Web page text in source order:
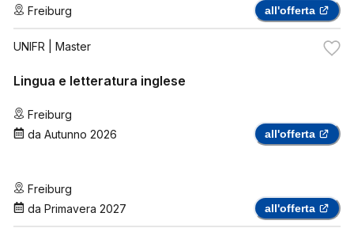
Freiburg all'offerta
UNIFR | Master
Lingua e letteratura inglese
Freiburg
da Autunno 2026 all'offerta
Freiburg
da Primavera 2027 all'offerta